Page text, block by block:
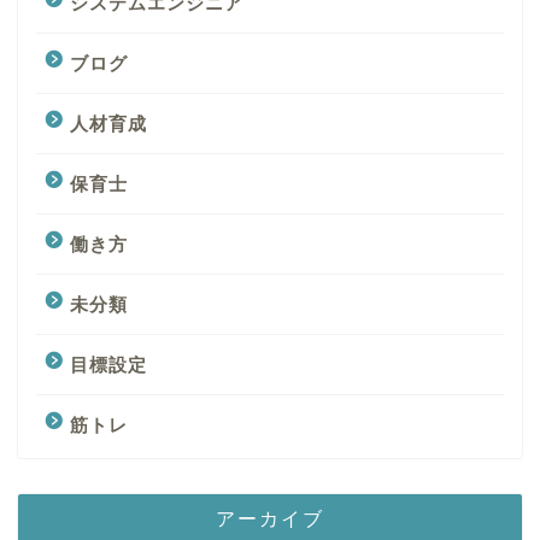
ブログ
人材育成
保育士
働き方
未分類
目標設定
筋トレ
アーカイブ